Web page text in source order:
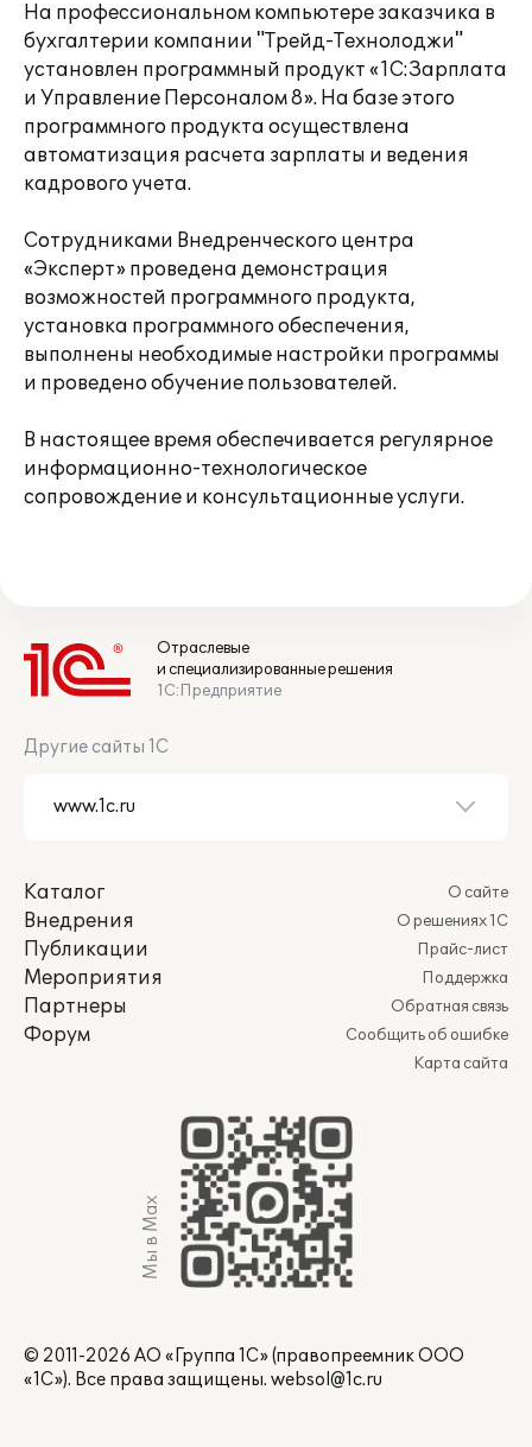
На профессиональном компьютере заказчика в
бухгалтерии компании "Трейд-Технолоджи"
установлен программный продукт «1С:Зарплата
и Управление Персоналом 8». На базе этого
программного продукта осуществлена
автоматизация расчета зарплаты и ведения
кадрового учета.
Сотрудниками Внедренческого центра
«Эксперт» проведена демонстрация
возможностей программного продукта,
установка программного обеспечения,
выполнены необходимые настройки программы
и проведено обучение пользователей.
В настоящее время обеспечивается регулярное
информационно-технологическое
сопровождение и консультационные услуги.
Отраслевые
и специализированные решения
1С:Предприятие
Другие сайты 1С
Каталог
Внедрения
Публикации
Мероприятия
Партнеры
Форум
О сайте
О решениях 1С
Прайс-лист
Поддержка
Обратная связь
Сообщить об ошибке
Карта сайта
Мы в Max
© 2011-2026 АО «Группа 1С» (правопреемник ООО
«1С»). Все права защищены. websol@1c.ru